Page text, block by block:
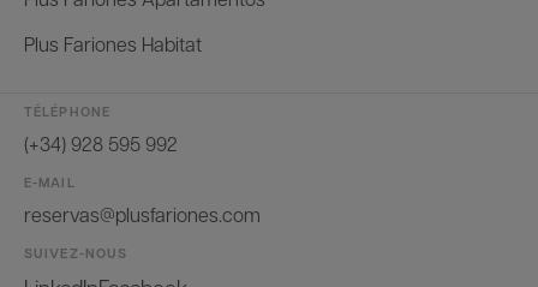
Plus Fariones Habitat
TÉLÉPHONE
(+34) 928 595 992
E-MAIL
reservas@plusfariones.com
SUIVEZ-NOUS